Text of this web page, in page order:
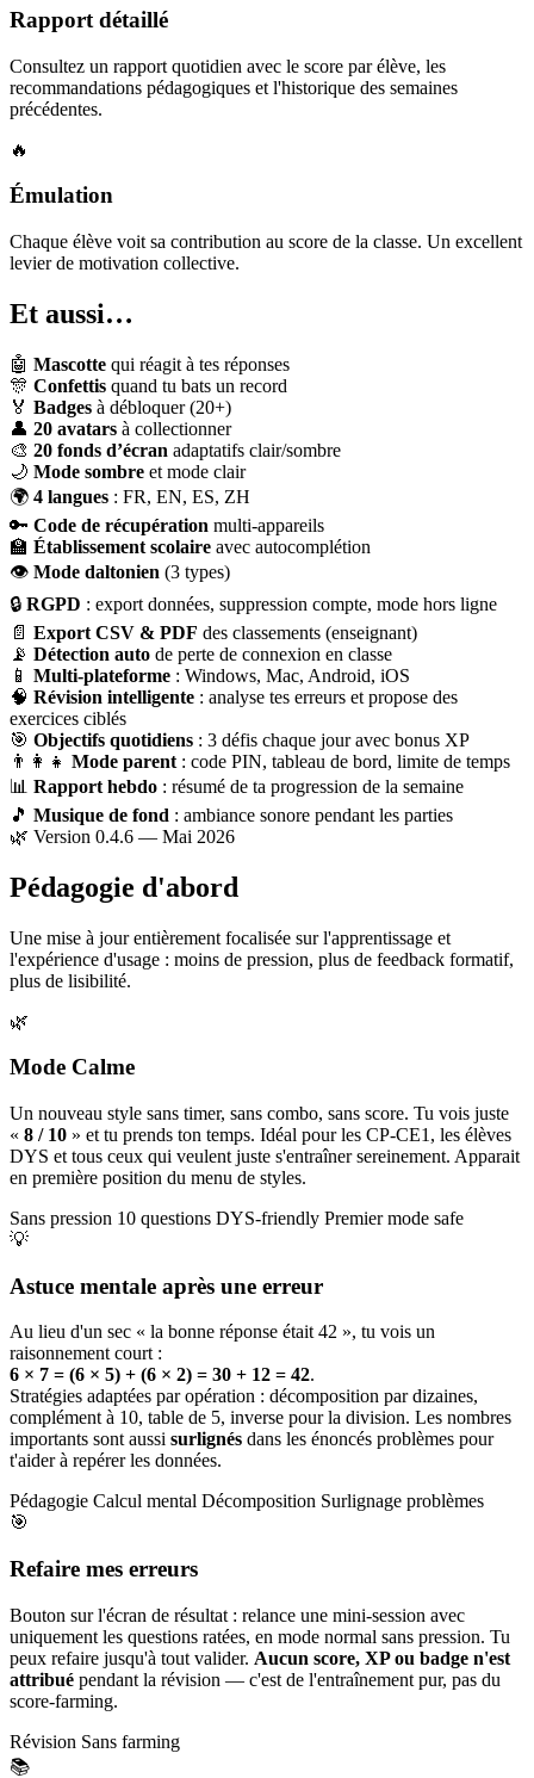
Rapport détaillé
Consultez un rapport quotidien avec le score par élève, les
recommandations pédagogiques et l'historique des semaines
précédentes.
🔥
Émulation
Chaque élève voit sa contribution au score de la classe. Un excellent
levier de motivation collective.
Et aussi…
🤖 Mascotte qui réagit à tes réponses
🎊 Confettis quand tu bats un record
🏅 Badges à débloquer (20+)
👤 20 avatars à collectionner
🎨 20 fonds d’écran adaptatifs clair/sombre
🌙 Mode sombre et mode clair
🌍 4 langues : FR, EN, ES, ZH
🔑 Code de récupération multi-appareils
🏫 Établissement scolaire avec autocomplétion
👁 Mode daltonien (3 types)
🔒 RGPD : export données, suppression compte, mode hors ligne
📄 Export CSV & PDF des classements (enseignant)
📡 Détection auto de perte de connexion en classe
📱 Multi-plateforme : Windows, Mac, Android, iOS
🧠 Révision intelligente : analyse tes erreurs et propose des
exercices ciblés
🎯 Objectifs quotidiens : 3 défis chaque jour avec bonus XP
👨‍👩‍👧 Mode parent : code PIN, tableau de bord, limite de temps
📊 Rapport hebdo : résumé de ta progression de la semaine
🎵 Musique de fond : ambiance sonore pendant les parties
🌿 Version 0.4.6 — Mai 2026
Pédagogie d'abord
Une mise à jour entièrement focalisée sur l'apprentissage et
l'expérience d'usage : moins de pression, plus de feedback formatif,
plus de lisibilité.
🌿
Mode Calme
Un nouveau style sans timer, sans combo, sans score. Tu vois juste
« 8 / 10 » et tu prends ton temps. Idéal pour les CP-CE1, les élèves
DYS et tous ceux qui veulent juste s'entraîner sereinement. Apparait
en première position du menu de styles.
Sans pression 10 questions DYS-friendly Premier mode safe
💡
Astuce mentale après une erreur
Au lieu d'un sec « la bonne réponse était 42 », tu vois un
raisonnement court :
6 × 7 = (6 × 5) + (6 × 2) = 30 + 12 = 42.
Stratégies adaptées par opération : décomposition par dizaines,
complément à 10, table de 5, inverse pour la division. Les nombres
importants sont aussi surlignés dans les énoncés problèmes pour
t'aider à repérer les données.
Pédagogie Calcul mental Décomposition Surlignage problèmes
🎯
Refaire mes erreurs
Bouton sur l'écran de résultat : relance une mini-session avec
uniquement les questions ratées, en mode normal sans pression. Tu
peux refaire jusqu'à tout valider. Aucun score, XP ou badge n'est
attribué pendant la révision — c'est de l'entraînement pur, pas du
score-farming.
Révision Sans farming
📚